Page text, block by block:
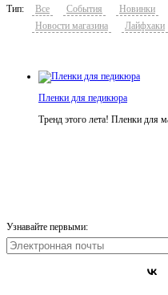
Тип: Все События Новинки
Новости магазина
Лайфхаки
Пленки для педикюра
Тренд этого лета! Пленки для
Узнавайте первыми: